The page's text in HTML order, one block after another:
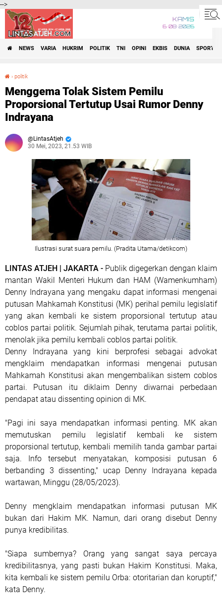
-->
KAMIS
6•08•2026
NEWS VARIA HUKRIM POLITIK TNI OPINI EKBIS DUNIA SPORT
› politik
Menggema Tolak Sistem Pemilu
Proporsional Tertutup Usai Rumor Denny
Indrayana
LintasAtjeh
30 Mei, 2023, 21.53 WIB
Ilustrasi surat suara pemilu. (Pradita Utama/detikcom)
LINTAS ATJEH | JAKARTA - Publik digegerkan dengan klaim
mantan Wakil Menteri Hukum dan HAM (Wamenkumham)
Denny Indrayana yang mengaku dapat informasi mengenai
putusan Mahkamah Konstitusi (MK) perihal pemilu legislatif
yang akan kembali ke sistem proporsional tertutup atau
coblos partai politik. Sejumlah pihak, terutama partai politik,
menolak jika pemilu kembali coblos partai politik.
Denny Indrayana yang kini berprofesi sebagai advokat
mengklaim mendapatkan informasi mengenai putusan
Mahkamah Konstitusi akan mengembalikan sistem coblos
partai. Putusan itu diklaim Denny diwarnai perbedaan
pendapat atau dissenting opinion di MK.
"Pagi ini saya mendapatkan informasi penting. MK akan
memutuskan pemilu legislatif kembali ke sistem
proporsional tertutup, kembali memilih tanda gambar partai
saja. Info tersebut menyatakan, komposisi putusan 6
berbanding 3 dissenting," ucap Denny Indrayana kepada
wartawan, Minggu (28/05/2023).
Denny mengklaim mendapatkan informasi putusan MK
bukan dari Hakim MK. Namun, dari orang disebut Denny
punya kredibilitas.
"Siapa sumbernya? Orang yang sangat saya percaya
kredibilitasnya, yang pasti bukan Hakim Konstitusi. Maka,
kita kembali ke sistem pemilu Orba: otoritarian dan koruptif,"
kata Denny.